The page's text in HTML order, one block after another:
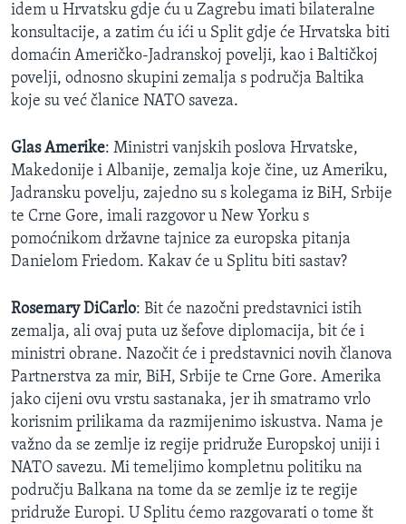
ŽENSKA STRANA
IZBJEGLIČKA STRANA
MAGAZIN
Learning English
PRATITE NAS
Jezici
idem u Hrvatsku gdje ću u Zagrebu imati bilateralne
konsultacije, a zatim ću ići u Split gdje će Hrvatska biti
domaćin Američko-Jadranskoj povelji, kao i Baltičkoj
povelji, odnosno skupini zemalja s područja Baltika
koje su već članice NATO saveza.
Glas Amerike: Ministri vanjskih poslova Hrvatske,
Makedonije i Albanije, zemalja koje čine, uz Ameriku,
Jadransku povelju, zajedno su s kolegama iz BiH, Srbije
te Crne Gore, imali razgovor u New Yorku s
pomoćnikom državne tajnice za europska pitanja
Danielom Friedom. Kakav će u Splitu biti sastav?
Rosemary DiCarlo: Bit će nazočni predstavnici istih
zemalja, ali ovaj puta uz šefove diplomacija, bit će i
ministri obrane. Nazočit će i predstavnici novih članova
Partnerstva za mir, BiH, Srbije te Crne Gore. Amerika
jako cijeni ovu vrstu sastanaka, jer ih smatramo vrlo
korisnim prilikama da razmijenimo iskustva. Nama je
važno da se zemlje iz regije pridruže Europskoj uniji i
NATO savezu. Mi temeljimo kompletnu politiku na
području Balkana na tome da se zemlje iz te regije
pridruže Europi. U Splitu ćemo razgovarati o tome št